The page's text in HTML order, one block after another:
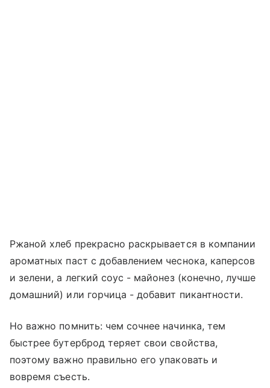
Ржаной хлеб прекрасно раскрывается в компании
ароматных паст с добавлением чеснока, каперсов
и зелени, а легкий соус - майонез (конечно, лучше
домашний) или горчица - добавит пикантности.
Но важно помнить: чем сочнее начинка, тем
быстрее бутерброд теряет свои свойства,
поэтому важно правильно его упаковать и
вовремя съесть.